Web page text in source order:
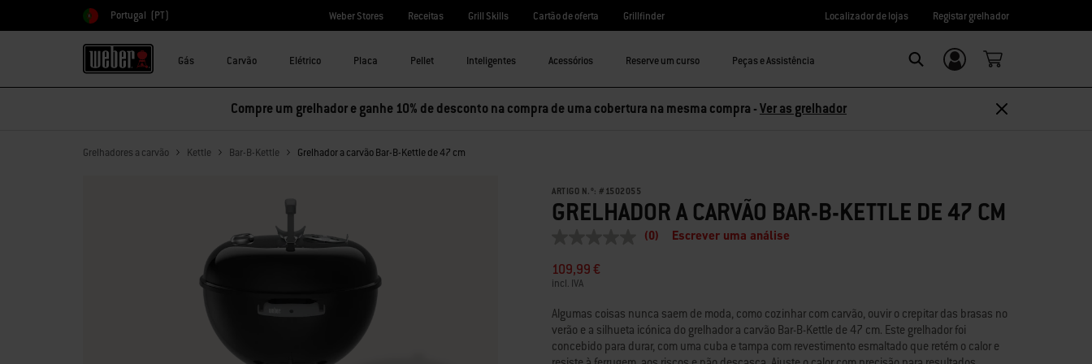
Escolher país
Portugal (PT) Weber Stores Receitas Grill Skills Cartão de oferta Grillfinder Localizador de lojas Registar grelhador
Gás Carvão Elétrico Placa Pellet Inteligentes Acessórios Reserve um curso Peças e Assistência Login/Registo
Compre um grelhador e ganhe 10% de desconto na compra de uma cobertura na mesma compra -Ver as grelhador
Grelhadores a carvão Kettle Bar-B-Kettle Grelhador a carvão Bar-B-Kettle de 47 cm
ARTIGO N.º: # 1502055
GRELHADOR A CARVÃO BAR-B-KETTLE DE 47 CM
de
classificação
para
a
mesma
página.
(0) Escrever uma análise
109,99 €
incl. IVA
Algumas coisas nunca saem de moda, como cozinhar com carvão, ouvir o crepitar das brasas no
verão e a silhueta icónica do grelhador a carvão Bar-B-Kettle de 47 cm. Este grelhador foi
concebido para durar, com uma cuba e tampa com revestimento esmaltado que retém o calor e